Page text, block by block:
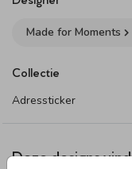
Made for Moments
Collectie
Adressticker
Deze designs